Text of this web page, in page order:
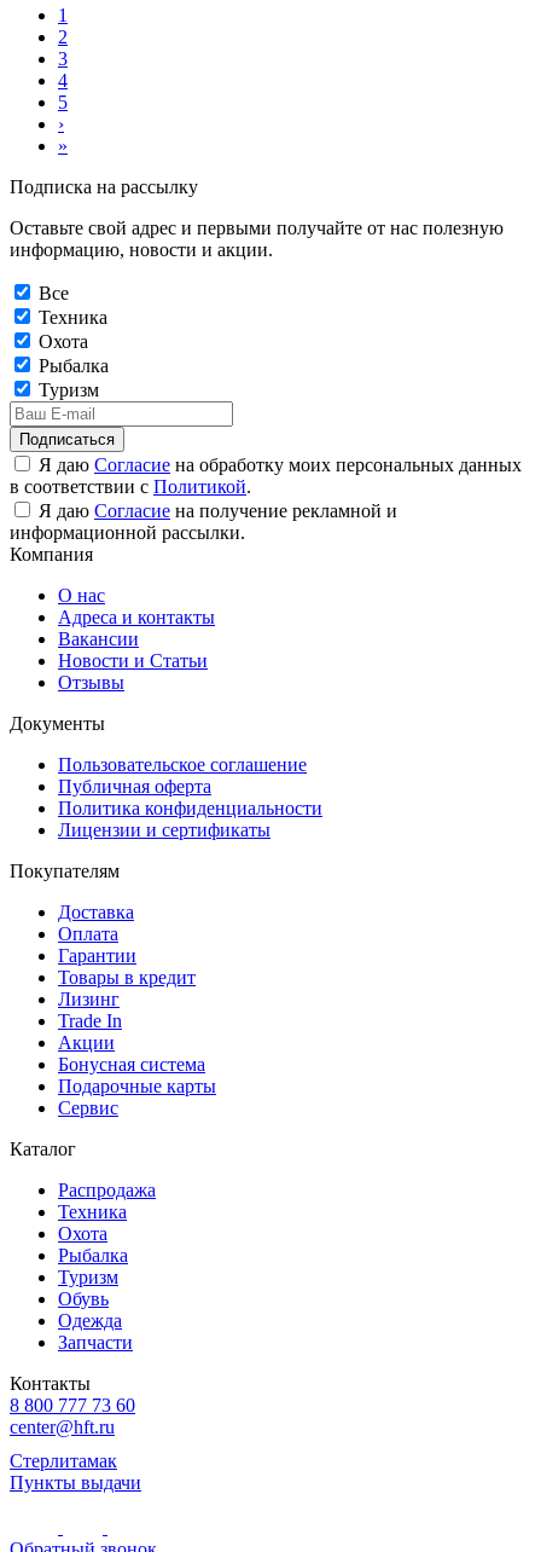
1
2
3
4
5
›
»
Подписка на рассылку
Оставьте свой адрес и первыми получайте от нас полезную
информацию, новости и акции.
Все
Техника
Охота
Рыбалка
Туризм
Подписаться
Я даю Согласие на обработку моих персональных данных
в соответствии с Политикой.
Я даю Согласие на получение рекламной и
информационной рассылки.
Компания
О нас
Адреса и контакты
Вакансии
Новости и Статьи
Отзывы
Документы
Пользовательское соглашение
Публичная оферта
Политика конфиденциальности
Лицензии и сертификаты
Покупателям
Доставка
Оплата
Гарантии
Товары в кредит
Лизинг
Trade In
Акции
Бонусная система
Подарочные карты
Сервис
Каталог
Распродажа
Техника
Охота
Рыбалка
Туризм
Обувь
Одежда
Запчасти
Контакты
8 800 777 73 60
center@hft.ru
Стерлитамак
Пункты выдачи